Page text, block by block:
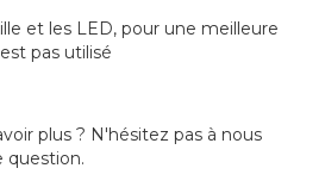
et les LED, pour une meilleure
pas utilisé
plus ? N'hésitez pas à nous
question.